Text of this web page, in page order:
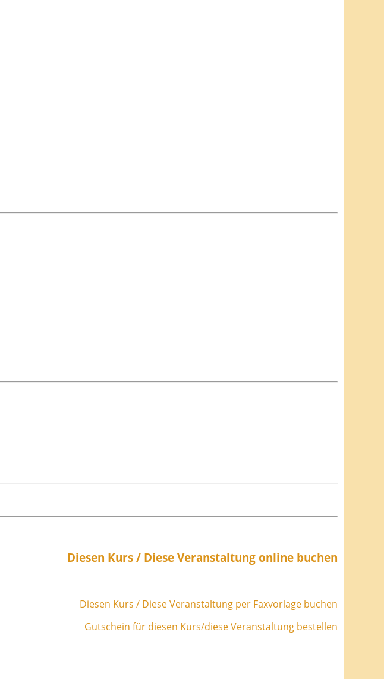
Diesen Kurs / Diese Veranstaltung online buchen
Diesen Kurs / Diese Veranstaltung per Faxvorlage buchen
Gutschein für diesen Kurs/diese Veranstaltung bestellen